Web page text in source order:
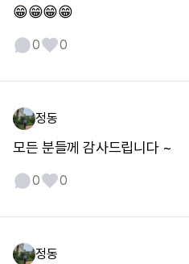
😁😁😁😁
0 0
정동
모든 분들께 감사드립니다 ~
0 0
정동